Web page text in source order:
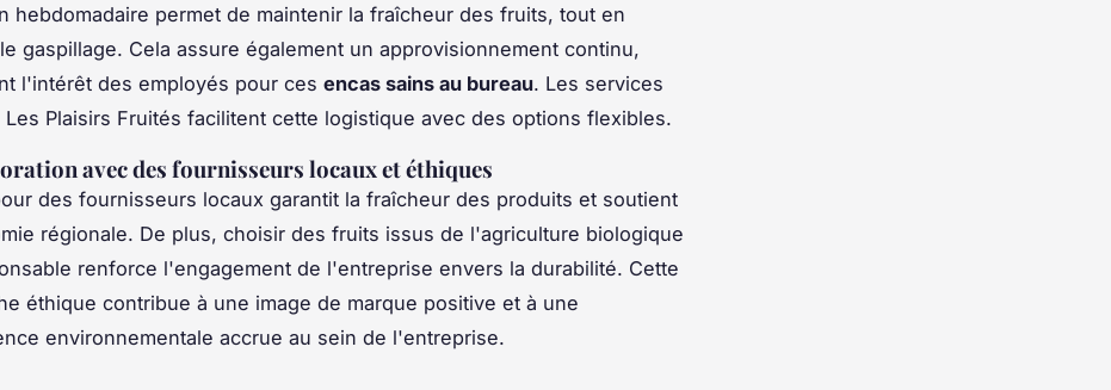
hebdomadaire permet de maintenir la fraîcheur des fruits, tout en
gaspillage. Cela assure également un approvisionnement continu,
l'intérêt des employés pour ces encas sains au bureau. Les services
Les Plaisirs Fruités facilitent cette logistique avec des options flexibles.
avec des fournisseurs locaux et éthiques
des fournisseurs locaux garantit la fraîcheur des produits et soutient
régionale. De plus, choisir des fruits issus de l'agriculture biologique
renforce l'engagement de l'entreprise envers la durabilité. Cette
éthique contribue à une image de marque positive et à une
environnementale accrue au sein de l'entreprise.